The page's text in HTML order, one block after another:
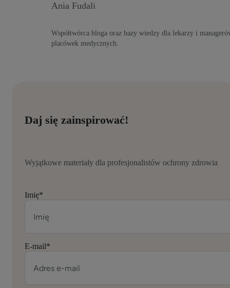
Ania Fudali
Współtwórca bloga oraz bazy wiedzy dla lekarzy i
placówek medycznych.
Daj się zainspirować!
Wyjątkowe materiały dla profesjonalistów ochrony zdrowia
Imię*
E-mail*